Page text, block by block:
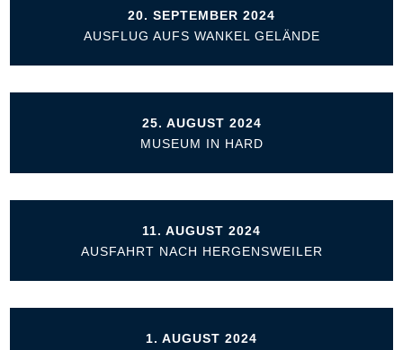
20. SEPTEMBER 2024
AUSFLUG AUFS WANKEL GELÄNDE
25. AUGUST 2024
MUSEUM IN HARD
11. AUGUST 2024
AUSFAHRT NACH HERGENSWEILER
1. AUGUST 2024